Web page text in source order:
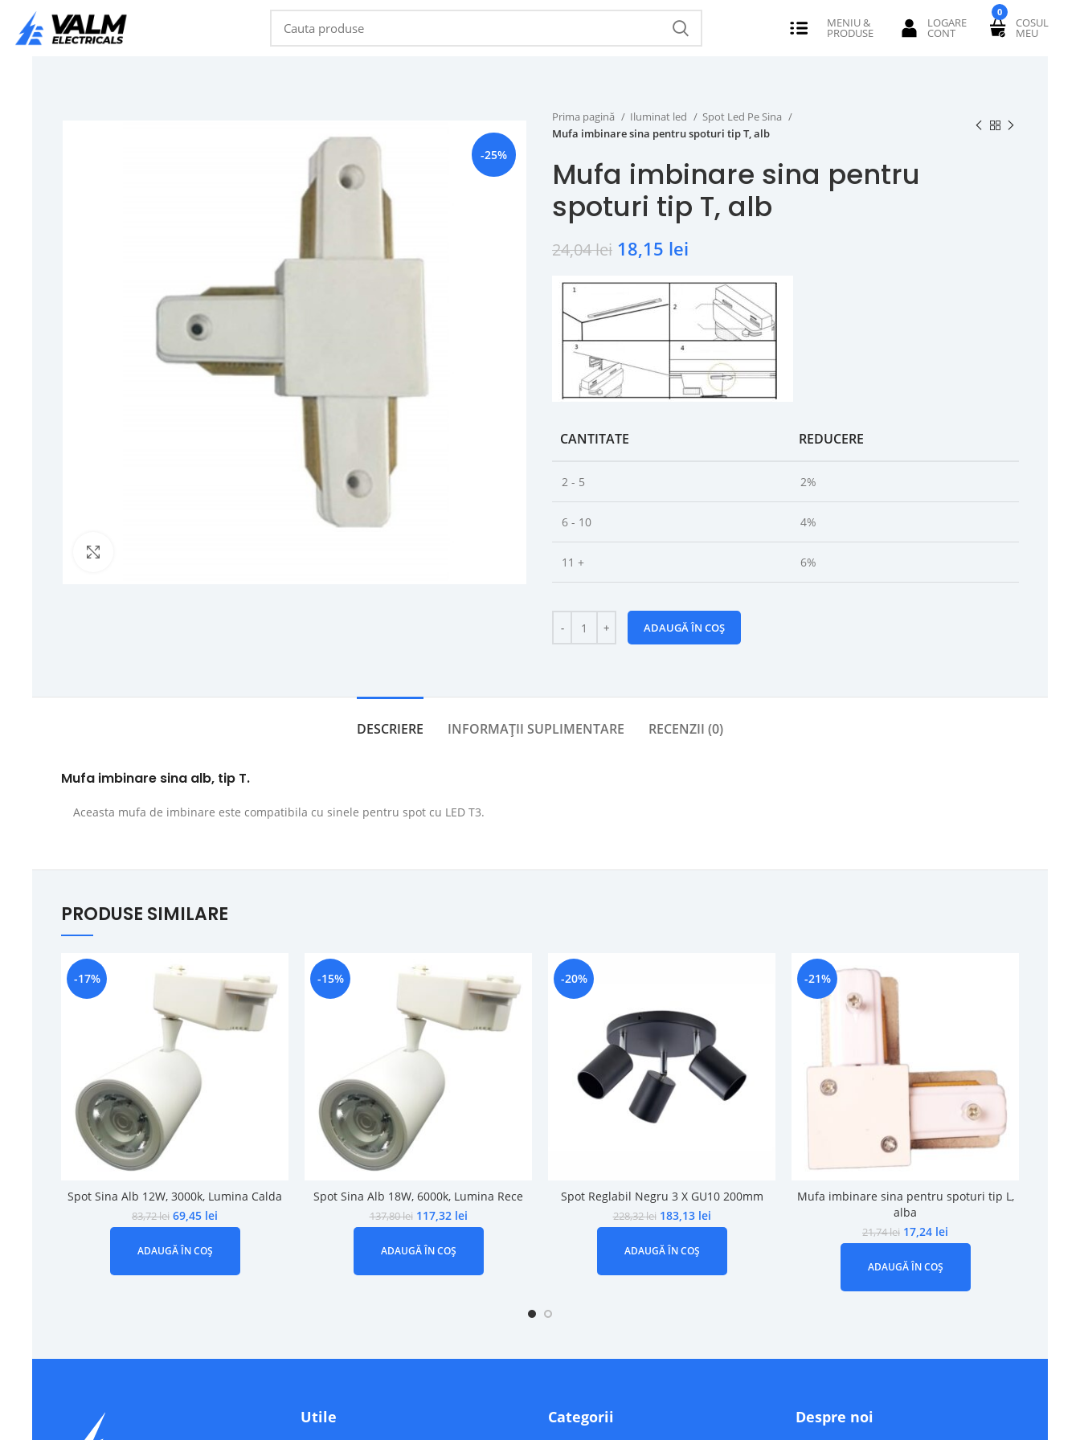
0
-25%
Prima pagină Iluminat led
Spot Led Pe Sina
Mufa imbinare sina pentru spoturi tip T, alb
Mufa imbinare sina pentru
spoturi tip T, alb
24,04lei 18,15 lei
CANTITATE REDUCERE
2 - 5 2%
6 - 10 4%
11 + 6%
ADAUGĂ ÎN COȘ
DESCRIERE INFORMAȚII SUPLIMENTARE RECENZII (0)
Mufa imbinare sina alb, tip T.
Aceasta mufa de imbinare este compatibila cu sinele pentru spot cu LED T3.
PRODUSE SIMILARE
-17%
Spot Sina Alb 12W, 3000k, Lumina Calda
83,72lei 69,45 lei
ADAUGĂ ÎN COȘ
-15%
Spot Sina Alb 18W, 6000k, Lumina Rece
137,80lei 117,32 lei
ADAUGĂ ÎN COȘ
-20%
Spot Reglabil Negru 3 X GU10 200mm
228,32lei 183,13 lei
ADAUGĂ ÎN COȘ
-21%
Mufa imbinare sina pentru spoturi tip L,
alba
21,74lei 17,24 lei
ADAUGĂ ÎN COȘ
Utile Categorii Despre noi